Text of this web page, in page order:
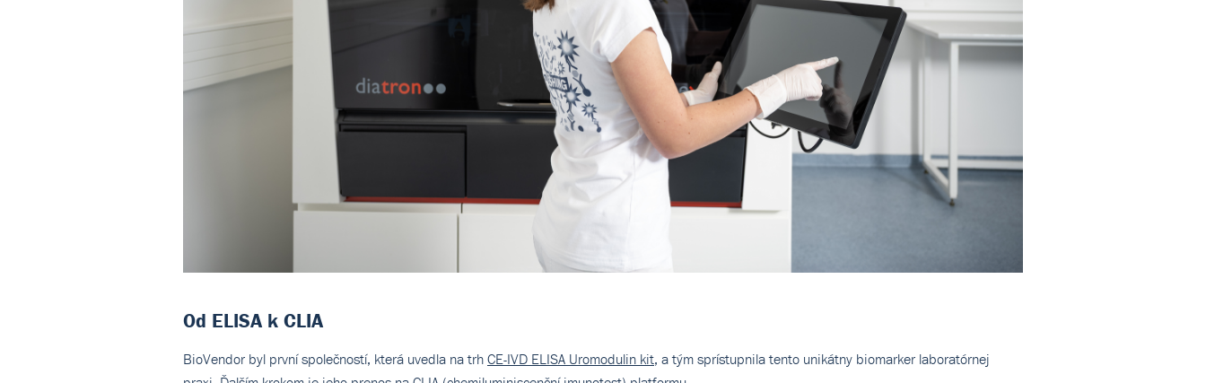
Od ELISA k CLIA
BioVendor byl první společností, která uvedla na trh CE-IVD ELISA Uromodulin kit, a tým sprístupnila tento unikátny biomarker laboratórnej